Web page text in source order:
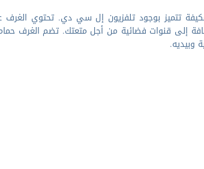
بيتك بالإقامة في واحدة من 413 غرفة مكيفة تتميز بوجود تلفزيون إل سي دي.
إلى قنوات فضائية من أجل متعتك. تضم الغرف
وبيديه.